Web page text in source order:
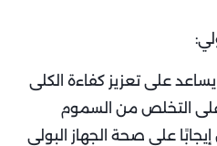
على تعزيز كفاءة الكلى
على التخلص من السموم
على صحة الجهاز البولي